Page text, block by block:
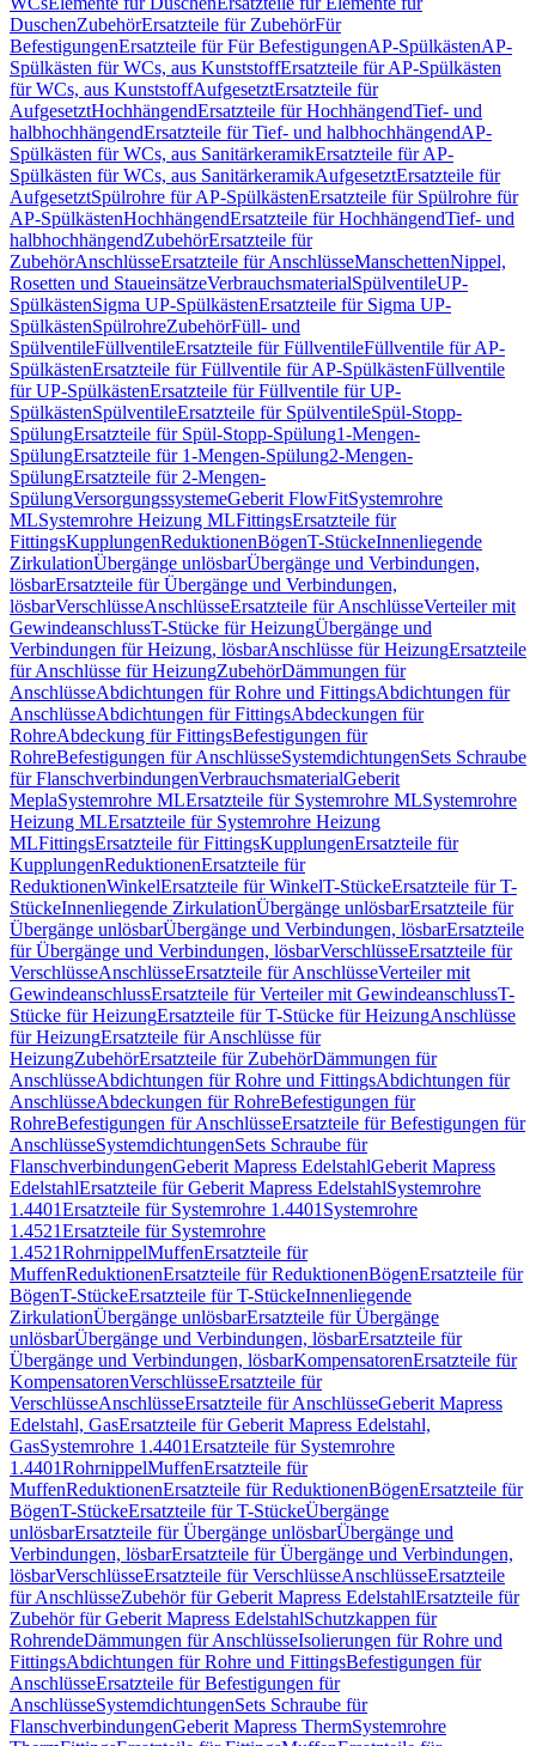
DuschenZubehörErsatzteile für ZubehörFür
BefestigungenErsatzteile für Für BefestigungenAP-SpülkästenAP-
Spülkästen für WCs, aus KunststoffErsatzteile für AP-Spülkästen
für WCs, aus KunststoffAufgesetztErsatzteile für
AufgesetztHochhängendErsatzteile für HochhängendTief- und
halbhochhängendErsatzteile für Tief- und halbhochhängendAP-
Spülkästen für WCs, aus SanitärkeramikErsatzteile für AP-
Spülkästen für WCs, aus SanitärkeramikAufgesetztErsatzteile für
AufgesetztSpülrohre für AP-SpülkästenErsatzteile für Spülrohre für
AP-SpülkästenHochhängendErsatzteile für HochhängendTief- und
halbhochhängendZubehörErsatzteile für
ZubehörAnschlüsseErsatzteile für AnschlüsseManschettenNippel,
Rosetten und StaueinsätzeVerbrauchsmaterialSpülventileUP-
SpülkästenSigma UP-SpülkästenErsatzteile für Sigma UP-
SpülkästenSpülrohreZubehörFüll- und
SpülventileFüllventileErsatzteile für FüllventileFüllventile für AP-
SpülkästenErsatzteile für Füllventile für AP-SpülkästenFüllventile
für UP-SpülkästenErsatzteile für Füllventile für UP-
SpülkästenSpülventileErsatzteile für SpülventileSpül-Stopp-
SpülungErsatzteile für Spül-Stopp-Spülung1-Mengen-
SpülungErsatzteile für 1-Mengen-Spülung2-Mengen-
SpülungErsatzteile für 2-Mengen-
SpülungVersorgungssystemeGeberit FlowFitSystemrohre
MLSystemrohre Heizung MLFittingsErsatzteile für
FittingsKupplungenReduktionenBögenT-StückeInnenliegende
ZirkulationÜbergänge unlösbarÜbergänge und Verbindungen,
lösbarErsatzteile für Übergänge und Verbindungen,
lösbarVerschlüsseAnschlüsseErsatzteile für AnschlüsseVerteiler mit
GewindeanschlussT-Stücke für HeizungÜbergänge und
Verbindungen für Heizung, lösbarAnschlüsse für HeizungErsatzteile
für Anschlüsse für HeizungZubehörDämmungen für
AnschlüsseAbdichtungen für Rohre und FittingsAbdichtungen für
AnschlüsseAbdichtungen für FittingsAbdeckungen für
RohreAbdeckung für FittingsBefestigungen für
RohreBefestigungen für AnschlüsseSystemdichtungenSets Schraube
für FlanschverbindungenVerbrauchsmaterialGeberit
MeplaSystemrohre MLErsatzteile für Systemrohre MLSystemrohre
Heizung MLErsatzteile für Systemrohre Heizung
MLFittingsErsatzteile für FittingsKupplungenErsatzteile für
KupplungenReduktionenErsatzteile für
ReduktionenWinkelErsatzteile für WinkelT-StückeErsatzteile für T-
StückeInnenliegende ZirkulationÜbergänge unlösbarErsatzteile für
Übergänge unlösbarÜbergänge und Verbindungen, lösbarErsatzteile
für Übergänge und Verbindungen, lösbarVerschlüsseErsatzteile für
VerschlüsseAnschlüsseErsatzteile für AnschlüsseVerteiler mit
GewindeanschlussErsatzteile für Verteiler mit GewindeanschlussT-
Stücke für HeizungErsatzteile für T-Stücke für HeizungAnschlüsse
für HeizungErsatzteile für Anschlüsse für
HeizungZubehörErsatzteile für ZubehörDämmungen für
AnschlüsseAbdichtungen für Rohre und FittingsAbdichtungen für
AnschlüsseAbdeckungen für RohreBefestigungen für
RohreBefestigungen für AnschlüsseErsatzteile für Befestigungen für
AnschlüsseSystemdichtungenSets Schraube für
FlanschverbindungenGeberit Mapress EdelstahlGeberit Mapress
EdelstahlErsatzteile für Geberit Mapress EdelstahlSystemrohre
1.4401Ersatzteile für Systemrohre 1.4401 Systemrohre
1.4521Ersatzteile für Systemrohre
1.4521RohrnippelMuffenErsatzteile für
MuffenReduktionenErsatzteile für ReduktionenBögenErsatzteile für
BögenT-StückeErsatzteile für T-StückeInnenliegende
ZirkulationÜbergänge unlösbarErsatzteile für Übergänge
unlösbarÜbergänge und Verbindungen, lösbarErsatzteile für
Übergänge und Verbindungen, lösbarKompensatorenErsatzteile für
KompensatorenVerschlüsseErsatzteile für
VerschlüsseAnschlüsseErsatzteile für AnschlüsseGeberit Mapress
Edelstahl, GasErsatzteile für Geberit Mapress Edelstahl,
GasSystemrohre 1.4401Ersatzteile für Systemrohre
1.4401RohrnippelMuffenErsatzteile für
MuffenReduktionenErsatzteile für ReduktionenBögenErsatzteile für
BögenT-StückeErsatzteile für T-StückeÜbergänge
unlösbarErsatzteile für Übergänge unlösbarÜbergänge und
Verbindungen, lösbarErsatzteile für Übergänge und Verbindungen,
lösbarVerschlüsseErsatzteile für VerschlüsseAnschlüsseErsatzteile
für AnschlüsseZubehör für Geberit Mapress EdelstahlErsatzteile für
Zubehör für Geberit Mapress EdelstahlSchutzkappen für
RohrendeDämmungen für AnschlüsseIsolierungen für Rohre und
FittingsAbdichtungen für Rohre und FittingsBefestigungen für
AnschlüsseErsatzteile für Befestigungen für
AnschlüsseSystemdichtungenSets Schraube für
FlanschverbindungenGeberit Mapress ThermSystemrohre